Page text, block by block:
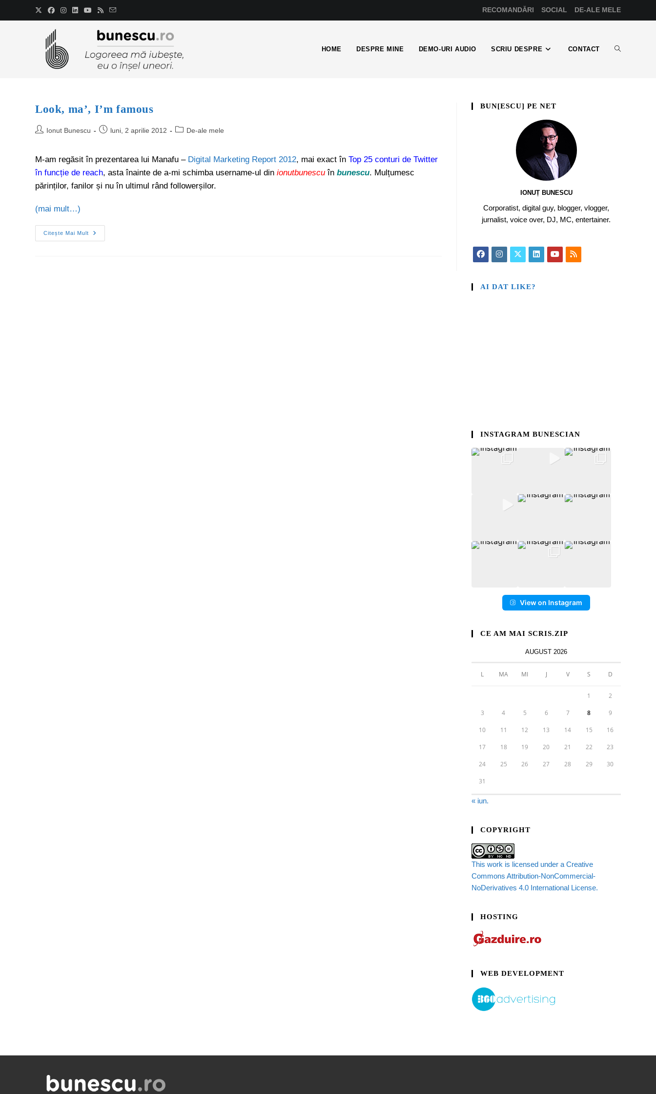
RECOMANDĂRI SOCIAL DE-ALE MELE
HOME DESPRE MINE DEMO-URI AUDIO SCRIU DESPRE CONTACT
Look, ma’, I’m famous
Ionut Bunescu luni, 2 aprilie 2012 De-ale mele
M-am regăsit în prezentarea lui Manafu – Digital Marketing Report 2012, mai exact în Top 25 conturi de Twitter
în funcție de reach, asta înainte de a-mi schimba username-ul din ionutbunescu în bunescu. Mulțumesc
părinților, fanilor și nu în ultimul rând followerșilor.
(mai mult…)
Citește Mai Mult
BUN[ESCU] PE NET
IONUȚ BUNESCU
Corporatist, digital guy, blogger, vlogger,
jurnalist, voice over, DJ, MC, entertainer.
AI DAT LIKE?
INSTAGRAM BUNESCIAN
View on Instagram
CE AM MAI SCRIS.ZIP
AUGUST 2026
L MA MI J V S D
1 2
3 4 5 6 7 8 9
10 11 12 13 14 15 16
17 18 19 20 21 22 23
24 25 26 27 28 29 30
31
« iun.
COPYRIGHT
This work is licensed under a Creative
Commons Attribution-NonCommercial-
NoDerivatives 4.0 International License.
HOSTING
WEB DEVELOPMENT